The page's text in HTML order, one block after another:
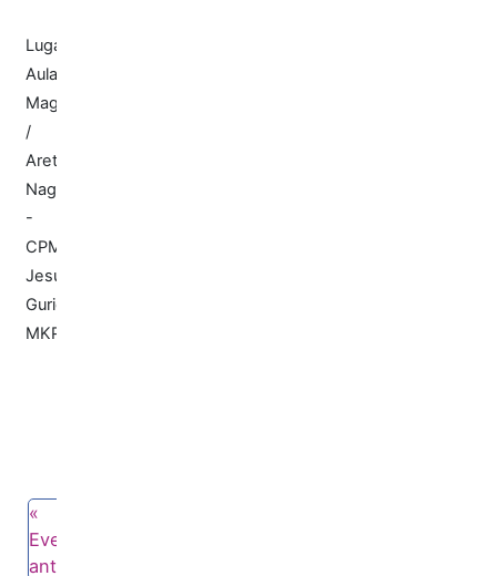
Lugar:
Aula
Magna
/
Areto
Nagusia
-
CPM
Jesús
Guridi
MKP
Evento
anterior